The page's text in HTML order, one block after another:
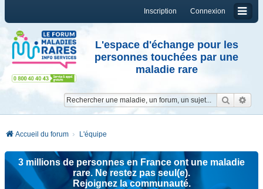
Connexion
Inscription
L'espace d'échange pour les
personnes touchées par une
maladie rare
Accueil du forum L'équipe
3 millions de personnes en France ont une maladie
rare. Ne restez pas seul(e).
Rejoignez la communauté.